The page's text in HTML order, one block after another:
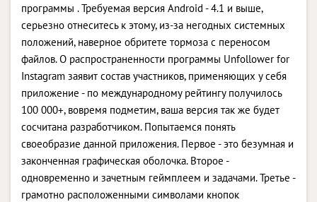
программы . Требуемая версия Android - 4.1 и выше,
серьезно отнеситесь к этому, из-за негодных системных
положений, наверное обритете тормоза с переносом
файлов. О распространенности программы Unfollower for
Instagram заявит состав участников, применяющих у себя
приложение - по международному рейтингу получилось
100 000+, вовремя подметим, ваша версия так же будет
сосчитана разработчиком. Попытаемся понять
своеобразие данной приложения. Первое - это безумная и
законченная графическая оболочка. Второе -
одновременно и зачетным геймплеем и задачами. Третье -
грамотно расположенными символами кнопок